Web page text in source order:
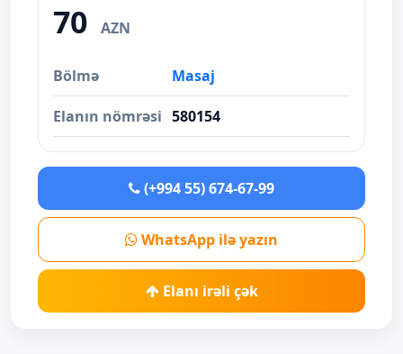
70 AZN
Bölmə Masaj
Elanın nömrəsi 580154
(+994 55) 674-67-99
WhatsApp ilə yazın
Elanı irəli çək